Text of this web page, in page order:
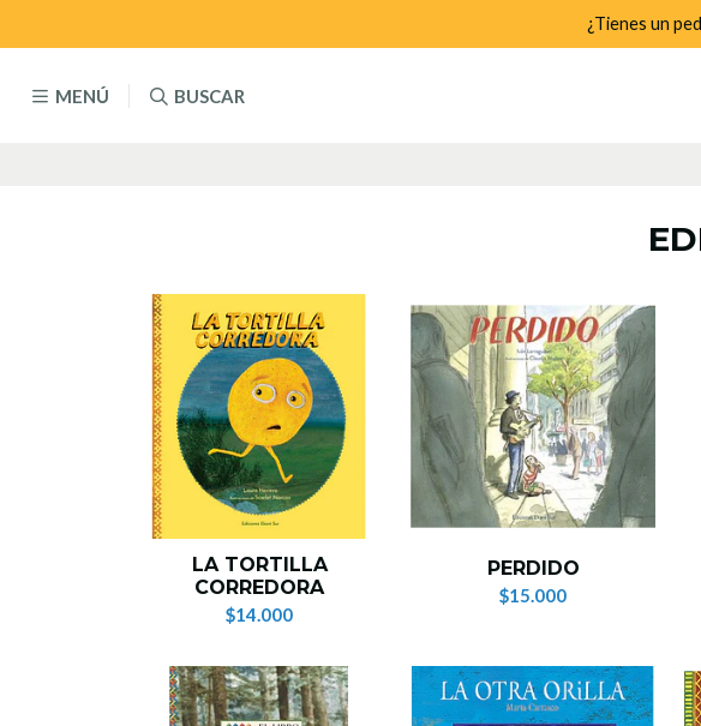
MENÚ BUSCAR
¿Tienes un
LA TORTILLA
CORREDORA
$14.000
PERDIDO
$15.000